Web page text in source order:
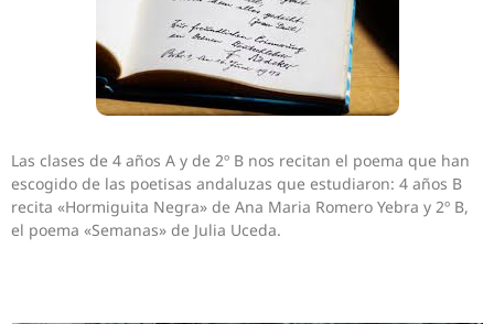
Las clases de 4 años A y de 2º B nos recitan el poema que han
escogido de las poetisas andaluzas que estudiaron: 4 años B
recita «Hormiguita Negra» de Ana Maria Romero Yebra y 2º B,
el poema «Semanas» de Julia Uceda.